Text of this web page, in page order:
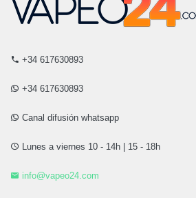
+34 617630893
+34 617630893
Canal difusión whatsapp
Lunes a viernes 10 - 14h | 15 - 18h
info@vapeo24.com